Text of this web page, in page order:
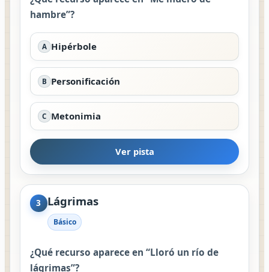
hambre”?
A Hipérbole
B Personificación
C Metonimia
Ver pista
3 Lágrimas
Básico
¿Qué recurso aparece en “Lloró un río de
lágrimas”?